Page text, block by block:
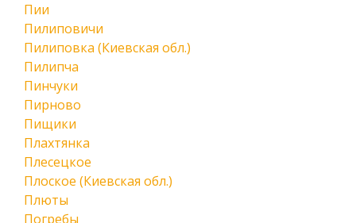
Пии
Пилиповичи
Пилиповка (Киевская обл.)
Пилипча
Пинчуки
Пирново
Пищики
Плахтянка
Плесецкое
Плоское (Киевская обл.)
Плюты
Погребы